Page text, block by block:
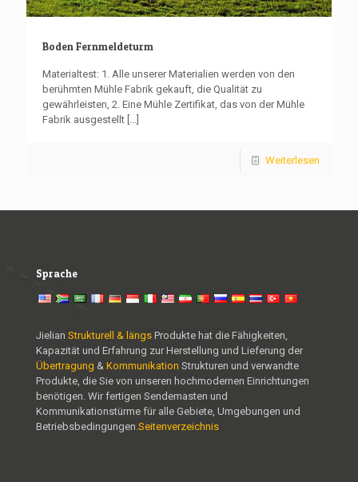
Boden Fernmeldeturm
Materialtest: 1. Alle unserer Materialien werden von den
berühmten Mühle Fabrik gekauft, die Qualität zu
gewährleisten, 2. Eine Mühle Zertifikat, das von der Mühle
Fabrik ausgestellt [...]
Weiterlesen
Sprache
Jielian Strukturell & längs Produkte hat die Fähigkeiten,
Kapazität und Erfahrung zur Herstellung und Lieferung der
Übertragung & Kommunikation Strukturen und verwandte
Produkte, die Sie von unseren hochmodernen Einrichtungen
benötigen. Wir fertigen Sendemasten und
Kommunikationstürme für alle Gebiete, Umgebungen und
Betriebsbedingungen.Seitenverzeichnis